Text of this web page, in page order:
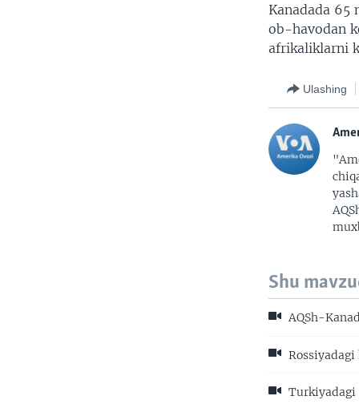
Kanadada
ob-havodan
afrikaliklarni
Ulashing
Shu
AQSh-